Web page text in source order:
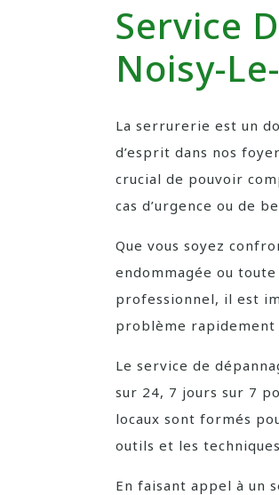
Service
Noisy-
La serrurerie est un
d’esprit dans nos
crucial de pouvoir
cas d’urgence ou de
Que vous soyez
endommagée ou
professionnel, il est
problème
Le service de
sur 24, 7 jours sur 7
locaux sont formés
outils et les
En faisant appel à un